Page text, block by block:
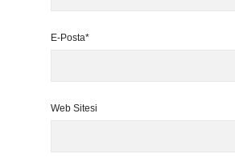
E-Posta*
Web Sitesi